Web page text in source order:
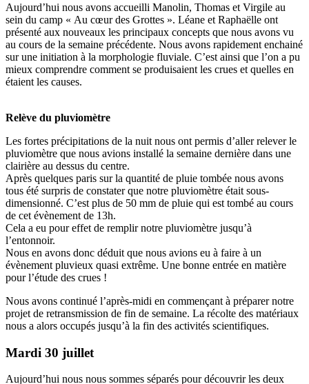
Aujourd’hui nous avons accueilli Manolin, Thomas et Virgile au
sein du camp « Au cœur des Grottes ». Léane et Raphaëlle ont
présenté aux nouveaux les principaux concepts que nous avons vu
au cours de la semaine précédente. Nous avons rapidement enchainé
sur une initiation à la morphologie fluviale. C’est ainsi que l’on a pu
mieux comprendre comment se produisaient les crues et quelles en
étaient les causes.
Relève du pluviomètre
Les fortes précipitations de la nuit nous ont permis d’aller relever le
pluviomètre que nous avions installé la semaine dernière dans une
clairière au dessus du centre.
Après quelques paris sur la quantité de pluie tombée nous avons
tous été surpris de constater que notre pluviomètre était sous-
dimensionné. C’est plus de 50 mm de pluie qui est tombé au cours
de cet évènement de 13h.
Cela a eu pour effet de remplir notre pluviomètre jusqu’à
l’entonnoir.
Nous en avons donc déduit que nous avions eu à faire à un
évènement pluvieux quasi extrême. Une bonne entrée en matière
pour l’étude des crues !
Nous avons continué l’après-midi en commençant à préparer notre
projet de retransmission de fin de semaine. La récolte des matériaux
nous a alors occupés jusqu’à la fin des activités scientifiques.
Mardi 30 juillet
Aujourd’hui nous nous sommes séparés pour découvrir les deux